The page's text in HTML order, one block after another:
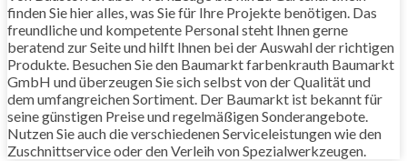
finden Sie hier alles, was Sie für Ihre Projekte benötigen. Das
freundliche und kompetente Personal steht Ihnen gerne
beratend zur Seite und hilft Ihnen bei der Auswahl der richtigen
Produkte. Besuchen Sie den Baumarkt farbenkrauth Baumarkt
GmbH und überzeugen Sie sich selbst von der Qualität und
dem umfangreichen Sortiment. Der Baumarkt ist bekannt für
seine günstigen Preise und regelmäßigen Sonderangebote.
Nutzen Sie auch die verschiedenen Serviceleistungen wie den
Zuschnittservice oder den Verleih von Spezialwerkzeugen.